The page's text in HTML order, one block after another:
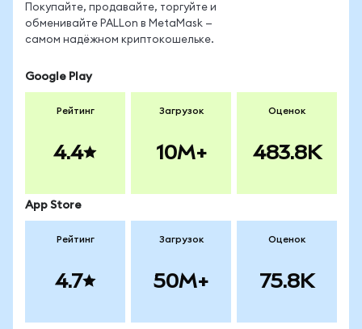
Покупайте, продавайте, торгуйте и
обменивайте PALLon в MetaMask —
самом надёжном криптокошельке.
Google Play
Рейтинг
4.4
Загрузок
10M+
Оценок
483.8K
App Store
Рейтинг
4.7
Загрузок
50M+
Оценок
75.8K